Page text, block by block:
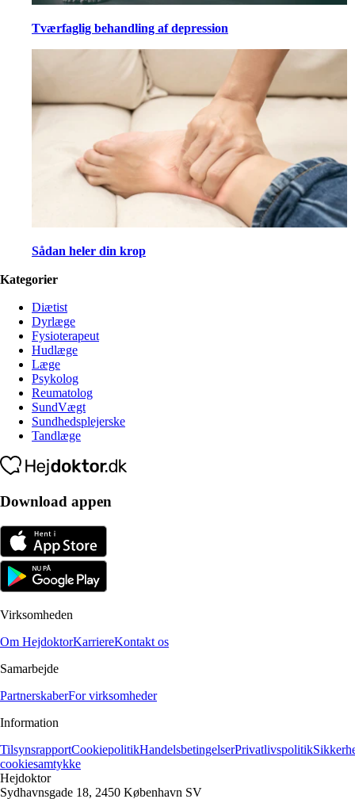
Tværfaglig behandling af depression
Sådan heler din krop
Kategorier
Diætist
Dyrlæge
Fysioterapeut
Hudlæge
Læge
Psykolog
Reumatolog
SundVægt
Sundhedsplejerske
Tandlæge
Download appen
Virksomheden
Om HejdoktorKarriereKontakt os
Samarbejde
PartnerskaberFor virksomheder
Information
TilsynsrapportCookiepolitikHandelsbetingelserPrivatlivspolitik
cookiesamtykke
Hejdoktor
Sydhavnsgade 18, 2450 København SV